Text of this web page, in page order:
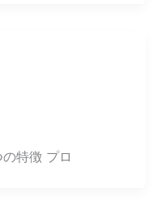
特徴 プロ